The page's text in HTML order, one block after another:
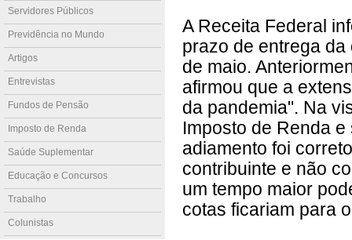
Servidores Públicos
Previdência no Mundo
Artigos
Entrevistas
Fundos de Pensão
Imposto de Renda
Saúde Suplementar
Educação e Concursos
Trabalho
Colunistas
A Receita Federal
prazo de entrega
de maio.
afirmou que a
da pandemia". Na
Imposto de Renda
adiamento foi
contribuinte e não
um tempo maior
cotas ficariam para